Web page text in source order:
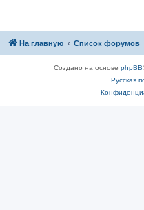
На главную Список форумов
Создано на основе phpBB
Русская